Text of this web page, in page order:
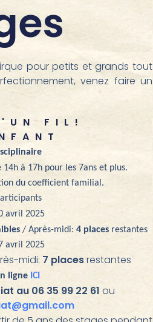
pour petits et grands tout
venez faire un
FIL!
14h à 17h pour les 7ans et plus.
du coefficient familial.
avril 2025
/ Après-midi: 4 placesrestantes
avril 2025
midi: 7 placesrestantes
ligne ICI
au 06 35 99 22 61 ou